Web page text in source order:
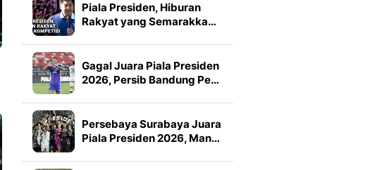
Piala Presiden, Hiburan
Rakyat yang Semarakka…
Gagal Juara Piala Presiden
2026, Persib Bandung Pe…
Persebaya Surabaya Juara
Piala Presiden 2026, Man…